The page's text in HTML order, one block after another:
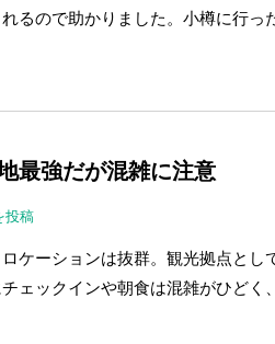
るので助かりました。小樽に行っ
最強だが混雑に注意
投稿
ケーションは抜群。観光拠点とし
ェックインや朝食は混雑がひどく